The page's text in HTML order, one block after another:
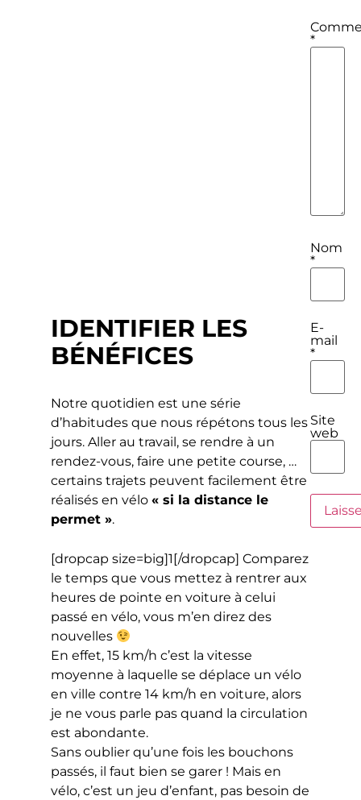
IDENTIFIER LES
BÉNÉFICES
​​Notre quotidien est une série
d’habitudes que nous répétons tous les
jours. Aller au travail, se rendre à un
rendez-vous, faire une petite course, …
certains trajets peuvent facilement être
réalisés en vélo« si la distance le
permet ».
[dropcap size=big]1[/dropcap] Comparez
le temps que vous mettez à rentrer aux
heures de pointe en voiture à celui
passé en vélo, vous m’en direz des
nouvelles
En effet, 15 km/h c’est la vitesse
moyenne à laquelle se déplace un vélo
en ville contre 14 km/h en voiture, alors
je ne vous parle pas quand la circulation
est abondante.
Sans oublier qu’une fois les bouchons
passés, il faut bien se garer ! Mais en
vélo, c’est un jeu d’enfant, pas besoin de
*
Nom
*
E-
mail
*
Site
web